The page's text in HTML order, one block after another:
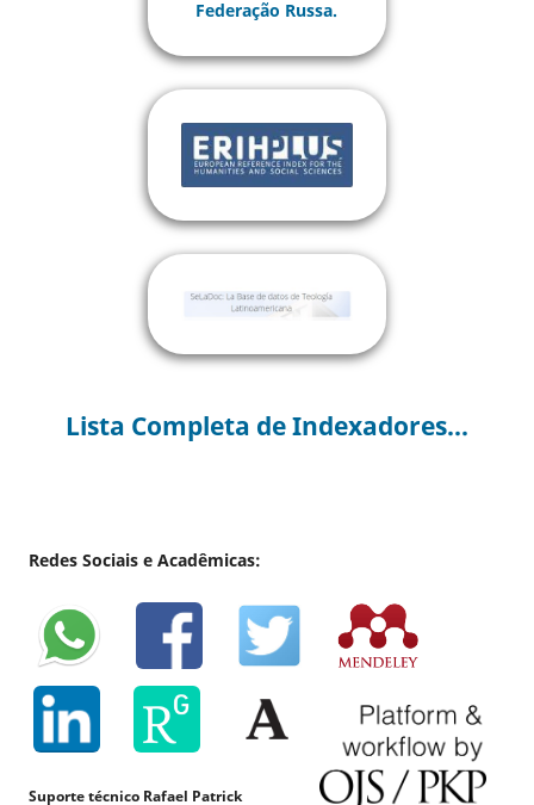
Lista Completa de Indexadores...
Redes Sociais e Acadêmicas:
Suporte técnico Rafael Patrick